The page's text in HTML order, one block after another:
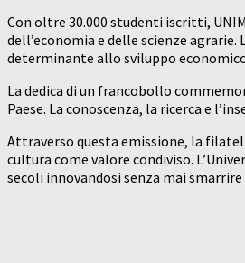
Con oltre 30.000 studenti iscritti,
dell’economia e delle scienze
determinante allo sviluppo
La dedica di un francobollo
Paese. La conoscenza, la ricerca e
Attraverso questa emissione, la
cultura come valore condiviso.
secoli innovandosi senza mai